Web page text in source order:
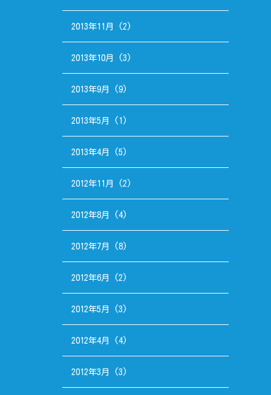
2013年11月 (2)
2013年10月 (3)
2013年9月 (9)
2013年5月 (1)
2013年4月 (5)
2012年11月 (2)
2012年8月 (4)
2012年7月 (8)
2012年6月 (2)
2012年5月 (3)
2012年4月 (4)
2012年3月 (3)